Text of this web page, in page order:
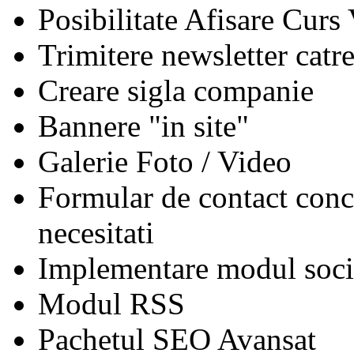
Posibilitate Afisare Curs
Trimitere newsletter
Creare sigla companie
Bannere "in site"
Galerie Foto / Video
Formular de contact
necesitati
Implementare modul
Modul RSS
Pachetul SEO Avansat